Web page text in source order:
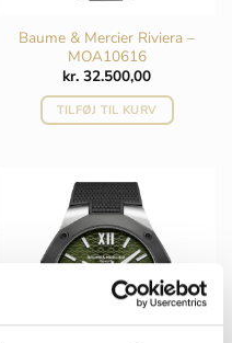
Baume & Mercier Riviera –
MOA10616
kr. 32.500,00
TILFØJ TIL KURV